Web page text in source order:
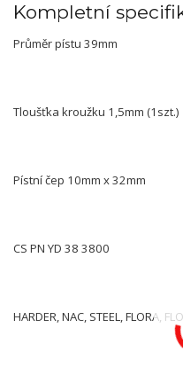
Kompletní
Průměr pístu 39mm
Tloušťka kroužku 1,5mm (1szt.)
Pístní čep 10mm x 32mm
CS PN YD 38 3800
HARDER, NAC, STEEL, FLORA,